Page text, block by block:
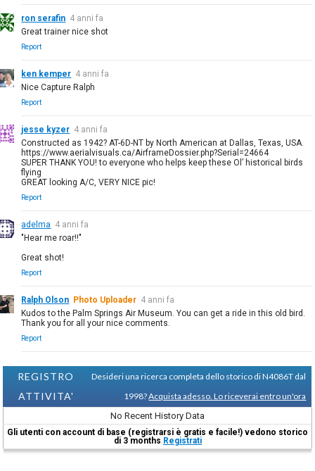
ron serafin 4 anni fa
Great trainer nice shot
Report
ken kemper 4 anni fa
Nice Capture Ralph
Report
jesse kyzer 4 anni fa
Constructed as 1942? AT-6D-NT by North American at Dallas, Texas, USA.
https://www.aerialvisuals.ca/AirframeDossier.php?Serial=24664
SUPER THANK YOU! to everyone who helps keep these Ol’ historical birds
flying
GREAT looking A/C, VERY NICE pic!
Report
adelma 4 anni fa
"Hear me roar!!"
Great shot!
Report
Ralph Olson Photo Uploader 4 anni fa
Kudos to the Palm Springs Air Museum. You can get a ride in this old bird.
Thank you for all your nice comments.
Report
REGISTRO
ATTIVITA'
Desideri una ricerca completa dello storico di N4086T dal
1998?Acquista adesso. Lo riceverai entro un'ora
No Recent History Data
Gli utenti con account di base (registrarsi è gratis e facile!) vedono storico
di 3 months Registrati